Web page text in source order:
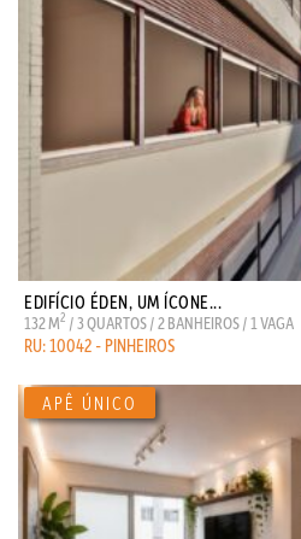
EDIFÍCIO ÉDEN, UM ÍCONE...
132 M2 / 3 QUARTOS / 2 BANHEIROS / 1 VAGA
RU: 10042 - PINHEIROS